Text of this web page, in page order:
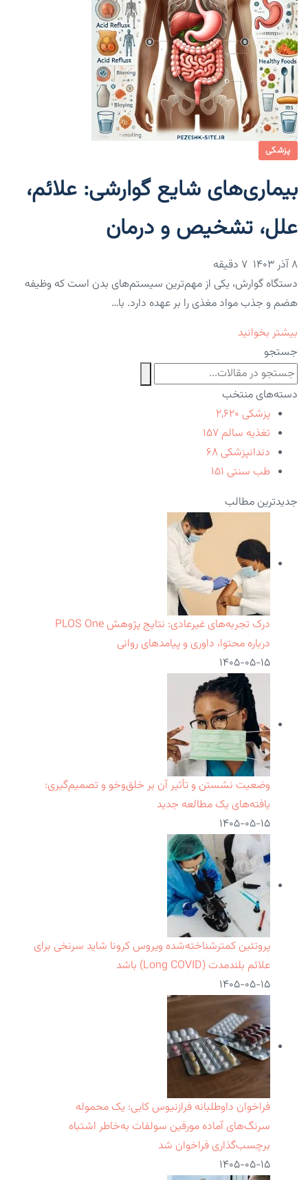
پزشکی
بیماری‌های شایع گوارشی: علائم،
علل، تشخیص و درمان
۸ آذر ۱۴۰۳
دستگاه گوارش، یکی از مهم‌ترین سیستم‌های بدن است که وظیفه
هضم و جذب مواد مغذی را بر عهده دارد. با…
بیشتر بخوانید
جستجو
دسته‌های منتخب
پزشکی ۲,۶۲۰
تغذیه سالم ۱۵۷
دندانپزشکی ۶۸
طب سنتی ۱۵۱
جدیدترین مطالب
درک تجربه‌های غیرعادی: نتایج پژوهش PLOS One
درباره محتوا، داوری و پیامدهای روانی
۱۴۰۵-۰۵-۱۵
وضعیت نشستن و تأثیر آن بر خلق‌وخو و تصمیم‌گیری:
یافته‌های یک مطالعه جدید
۱۴۰۵-۰۵-۱۵
پروتئین کمترشناخته‌شده ویروس کرونا شاید سرنخی برای
علائم بلندمدت (Long COVID) باشد
۱۴۰۵-۰۵-۱۵
فراخوان داوطلبانه فرازنیوس کابی: یک محموله
سرنگ‌های آماده مورفین سولفات به‌خاطر اشتباه
برچسب‌گذاری فراخوان شد
۱۴۰۵-۰۵-۱۵